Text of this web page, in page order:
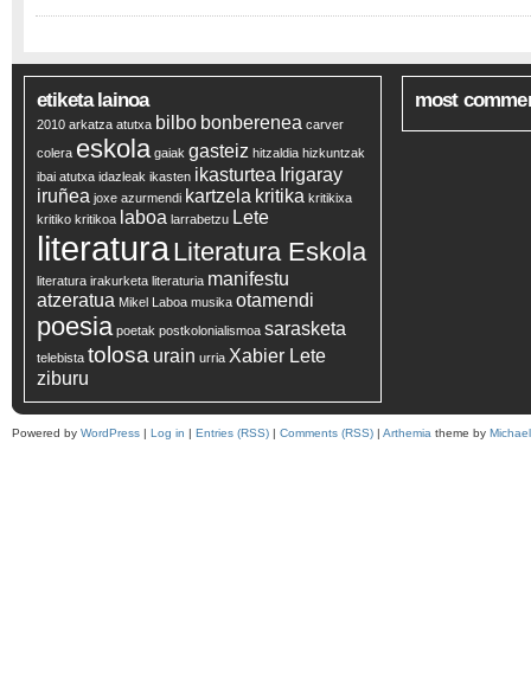
etiketa lainoa
2010 arkatza atutxa bilbo bonberenea carver
colera eskola gaiak gasteiz hitzaldia hizkuntzak
ibai atutxa idazleak ikasten ikasturtea Irigaray
iruñea joxe azurmendi kartzela kritika kritikixa
kritiko kritikoa laboa larrabetzu Lete
literaturaLiteratura Eskola
literatura irakurketa literaturia manifestu
atzeratua Mikel Laboa musika otamendi
poesia poetak postkolonialismoa sarasketa
telebista tolosa urain urria Xabier Lete
ziburu
most
Powered by WordPress | Log in | Entries (RSS) | Comments (RSS) | Arthemia theme by